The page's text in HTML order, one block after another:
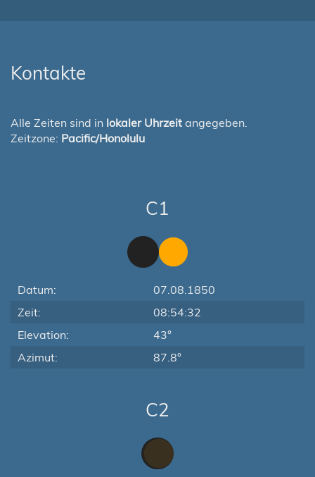
Kontakte
Alle Zeiten sind in lokaler Uhrzeit angegeben.
Zeitzone: Pacific/Honolulu
C1
Datum:
07.08.1850
Zeit:
08:54:32
Elevation:
43°
Azimut:
87.8°
C2